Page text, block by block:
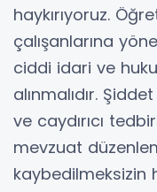
haykırıyoruz.
çalışanlarına
ciddi idari ve
alınmalıdır.
ve caydırıcı
mevzuat
kaybedilmeksizin